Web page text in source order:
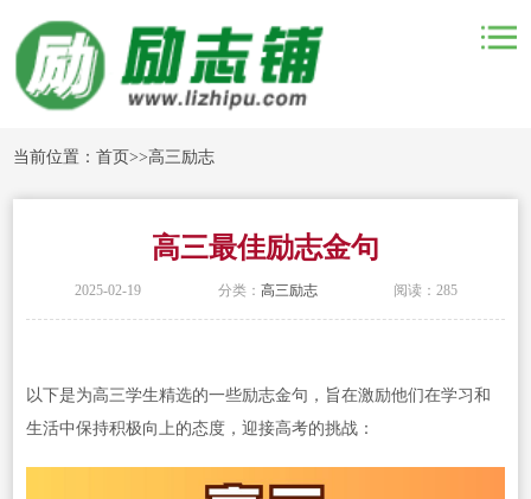
当前位置：首页>>高三励志
高三最佳励志金句
2025-02-19 分类： 高三励志 阅读：285
以下是为高三学生精选的一些励志金句，旨在激励他们在学习和
生活中保持积极向上的态度，迎接高考的挑战：